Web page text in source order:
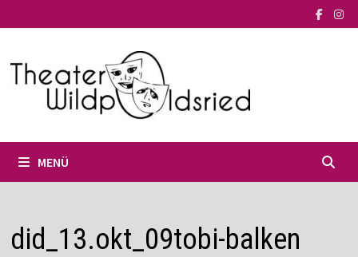
Inhalt
MENÜ
did_13.okt_09tobi-balken